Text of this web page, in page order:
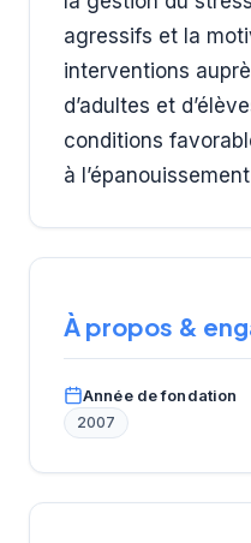
agressifs et la
interventions
d’adultes et
conditions
à
À propos &
Année de fondation
2007